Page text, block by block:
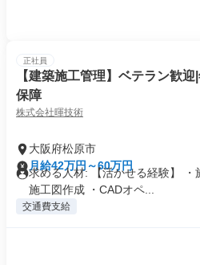
正社員
【建築施工管理】ベテラン歓
保障
株式会社暉技術
大阪府松原市
月給42万円～60万円
求める人材: 【活かせる経験】
施工図作成 ・CADオペ...
交通費支給